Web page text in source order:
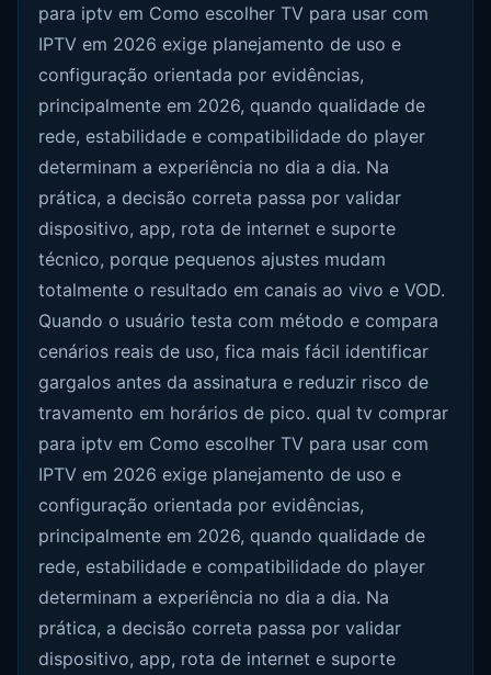
para iptv em Como escolher TV para usar com
IPTV em 2026 exige planejamento de uso e
configuração orientada por evidências,
principalmente em 2026, quando qualidade de
rede, estabilidade e compatibilidade do player
determinam a experiência no dia a dia. Na
prática, a decisão correta passa por validar
dispositivo, app, rota de internet e suporte
técnico, porque pequenos ajustes mudam
totalmente o resultado em canais ao vivo e VOD.
Quando o usuário testa com método e compara
cenários reais de uso, fica mais fácil identificar
gargalos antes da assinatura e reduzir risco de
travamento em horários de pico. qual tv comprar
para iptv em Como escolher TV para usar com
IPTV em 2026 exige planejamento de uso e
configuração orientada por evidências,
principalmente em 2026, quando qualidade de
rede, estabilidade e compatibilidade do player
determinam a experiência no dia a dia. Na
prática, a decisão correta passa por validar
dispositivo, app, rota de internet e suporte